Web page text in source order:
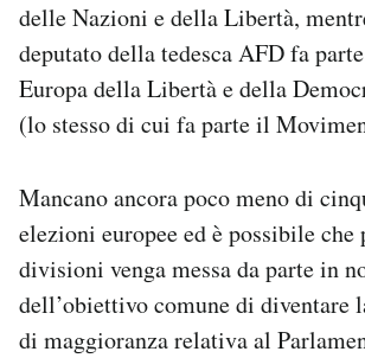
delle Nazioni e della Libertà,
deputato della tedesca AFD fa
Europa della Libertà e della
(lo stesso di cui fa parte il
Mancano ancora poco meno di
elezioni europee ed è possibile che
divisioni venga messa da parte in
dell’obiettivo comune di diventare
di maggioranza relativa al